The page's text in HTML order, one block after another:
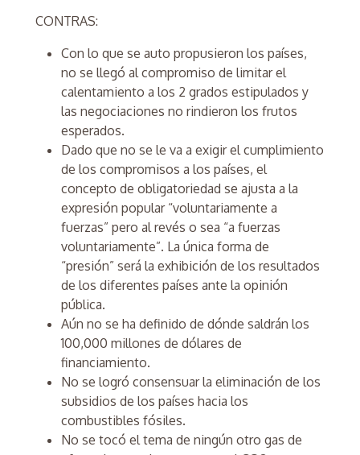
CONTRAS:
Con lo que se auto propusieron los países,
no se llegó al compromiso de limitar el
calentamiento a los 2 grados estipulados y
las negociaciones no rindieron los frutos
esperados.
Dado que no se le va a exigir el cumplimiento
de los compromisos a los países, el
concepto de obligatoriedad se ajusta a la
expresión popular “voluntariamente a
fuerzas” pero al revés o sea “a fuerzas
voluntariamente”. La única forma de
“presión” será la exhibición de los resultados
de los diferentes países ante la opinión
pública.
Aún no se ha definido de dónde saldrán los
100,000 millones de dólares de
financiamiento.
No se logró consensuar la eliminación de los
subsidios de los países hacia los
combustibles fósiles.
No se tocó el tema de ningún otro gas de